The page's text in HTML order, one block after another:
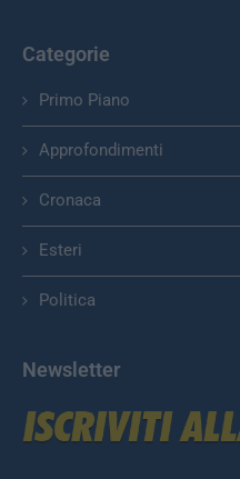
Categorie
Primo Piano
Approfondimenti
Cronaca
Esteri
Politica
Newsletter